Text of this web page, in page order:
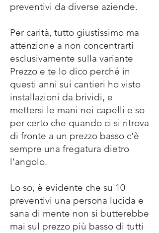
preventivi da diverse aziende.
Per carità, tutto giustissimo ma
attenzione a non concentrarti
esclusivamente sulla variante
Prezzo e te lo dico perché in
questi anni sui cantieri ho visto
installazioni da brividi, e
mettersi le mani nei capelli e so
per certo che quando ci si ritrova
di fronte a un prezzo basso c'è
sempre una fregatura dietro
l'angolo.
Lo so, è evidente che su 10
preventivi una persona lucida e
sana di mente non si butterebbe
mai sul prezzo più basso di tutti